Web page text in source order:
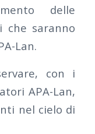
delle
che saranno
Lan.
con i
APA-Lan,
nel cielo di